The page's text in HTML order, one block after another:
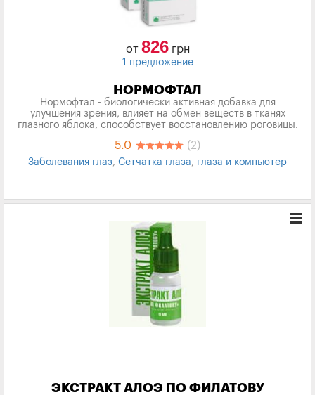
от 826грн
1 предложение
НОРМОФТАЛ
Нормофтал - биологически активная добавка для
улучшения зрения, влияет на обмен веществ в тканях
глазного яблока, способствует восстановлению роговицы.
5.0 (2)
Заболевания глаз, Сетчатка глаза, глаза и компьютер
ЭКСТРАКТ АЛОЭ ПО ФИЛАТОВУ